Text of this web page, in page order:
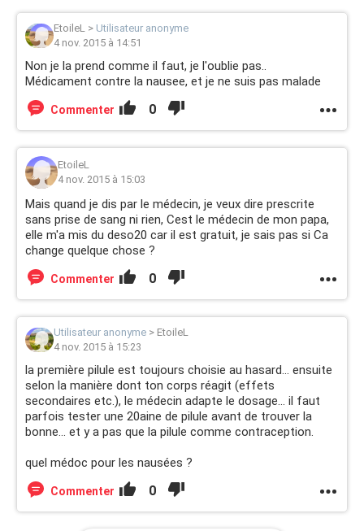
EtoileL > Utilisateur anonyme
4 nov. 2015 à 14:51
Non je la prend comme il faut, je l'oublie pas..
Médicament contre la nausee, et je ne suis pas malade
Commenter 0
EtoileL
4 nov. 2015 à 15:03
Mais quand je dis par le médecin, je veux dire prescrite
sans prise de sang ni rien, Cest le médecin de mon papa,
elle m'a mis du deso20 car il est gratuit, je sais pas si Ca
change quelque chose ?
Commenter 0
Utilisateur anonyme > EtoileL
4 nov. 2015 à 15:23
la première pilule est toujours choisie au hasard... ensuite
selon la manière dont ton corps réagit (effets
secondaires etc.), le médecin adapte le dosage... il faut
parfois tester une 20aine de pilule avant de trouver la
bonne... et y a pas que la pilule comme contraception.
quel médoc pour les nausées ?
Commenter 0